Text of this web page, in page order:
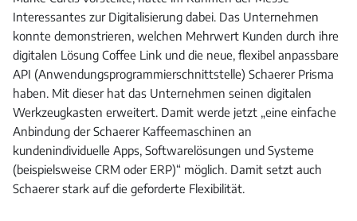
Interessantes zur Digitalisierung dabei. Das Unternehmen
konnte demonstrieren, welchen Mehrwert Kunden durch ihre
digitalen Lösung Coffee Link und die neue, flexibel anpassbare
API (Anwendungsprogrammierschnittstelle) Schaerer Prisma
haben. Mit dieser hat das Unternehmen seinen digitalen
Werkzeugkasten erweitert. Damit werde jetzt „eine einfache
Anbindung der Schaerer Kaffeemaschinen an
kundenindividuelle Apps, Softwarelösungen und Systeme
(beispielsweise CRM oder ERP)“ möglich. Damit setzt auch
Schaerer stark auf die geforderte Flexibilität.